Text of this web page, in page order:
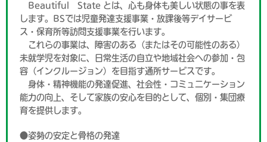
Beautiful State とは、心も身体も美しい状態の事を表
します。BSでは児童発達支援事業・放課後等デイサービ
ス・保育所等訪問支援事業を行います。
これらの事業は、障害のある（またはその可能性のある）
未就学児を対象に、日常生活の自立や地域社会への参加・包
容（インクルージョン）を目指す通所サービスです。
身体・精神機能の発達促進、社会性・コミュニケーション
能力の向上、そして家族の安心を目的として、個別・集団療
育を提供します。
●姿勢の安定と骨格の発達